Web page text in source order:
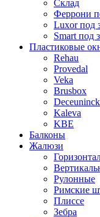
Склад
Феррони
Luxor под
Smart под
Пластиковые
Rehau
Provedal
Veka
Brusbox
Deceuninck
Kaleva
KBE
Балконы
Жалюзи
Рулонные
Римские
Плиссе
Зебра